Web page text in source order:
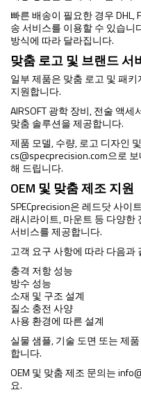
빠른 배송이 필요한 경우 DHL,
송 서비스를 이용할 수 있습니
방식에 따라 달라집니다.
맞춤 로고 및 브랜드 서
일부 제품은 맞춤 로고 및 패
지원합니다.
AIRSOFT 광학 장비, 전술 액
맞춤 솔루션을 제공합니다.
제품 모델, 수량, 로고 디자인
cs@specprecision.com으로
해 드립니다.
OEM 및 맞춤 제조 지원
SPECprecision은 레드닷 사이
래시라이트, 마운트 등 다양한
서비스를 제공합니다.
고객 요구 사항에 따라 다음과
충격 저항 성능
방수 성능
소재 및 구조 설계
질소 충전 사양
사용 환경에 따른 설계
실물 샘플, 기술 도면 또는 제
합니다.
OEM 및 맞춤 제조 문의는
요.